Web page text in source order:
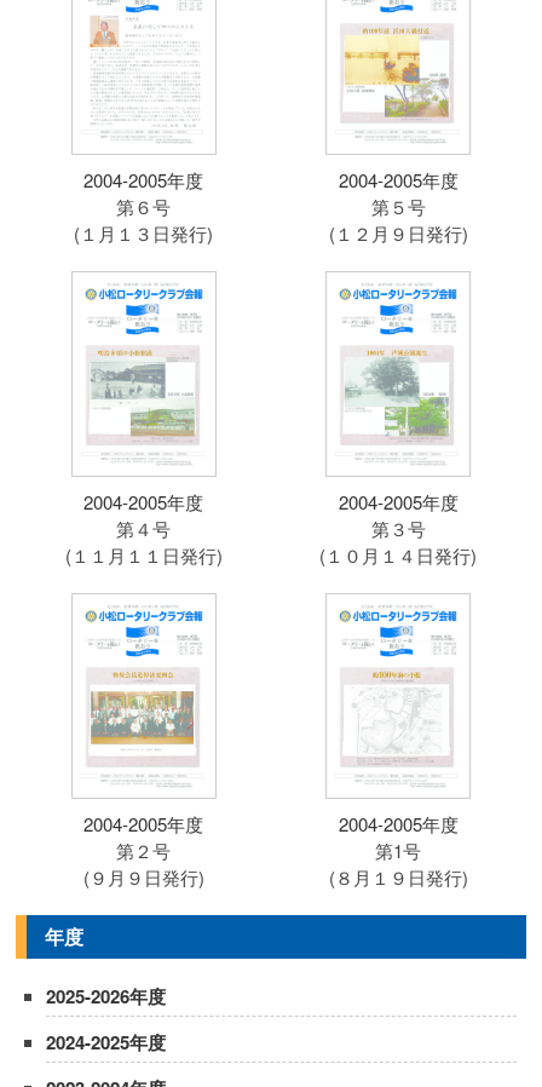
2004-2005年度
第６号
(１月１３日発行)
2004-2005年度
第５号
(１２月９日発行)
2004-2005年度
第４号
(１１月１１日発行)
2004-2005年度
第３号
(１０月１４日発行)
2004-2005年度
第２号
(９月９日発行)
2004-2005年度
第1号
(８月１９日発行)
年度
2025-2026年度
2024-2025年度